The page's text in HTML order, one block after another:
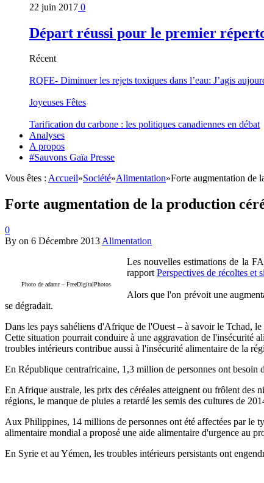
22 juin 2017 0
Départ réussi pour le premier
Récent
RQFE- Diminuer les rejets toxiques dans l’eau: J’agis
Joyeuses Fêtes
Tarification du carbone : les politiques canadiennes en débat
Analyses
A propos
#Sauvons Gaïa Presse
Vous êtes : Accueil»Société»Alimentation»Forte augmentation de
Forte augmentation de la production
0
By on 6 Décembre 2013 Alimentation
Photo de adamr – FreeDigitalPhotos
Les nouvelles estimations de la
rapport Perspectives de récoltes et
Alors que l'on prévoit une
se dégradait.
Dans les pays sahéliens d'Afrique de l'Ouest – à savoir le Tchad,
Cette situation pourrait conduire à une aggravation de l'insécurité
troubles intérieurs contribue aussi à l'insécurité alimentaire de la
En République centrafricaine, 1,3 million de personnes ont besoin
En Afrique australe, les prix des céréales atteignent ou frôlent des
régions, le manque de pluies a retardé les semis des cultures de
Aux Philippines, 14 millions de personnes ont été affectées par
alimentaire mondial a proposé une aide alimentaire d'urgence au
En Syrie et au Yémen, les troubles intérieurs persistants ont